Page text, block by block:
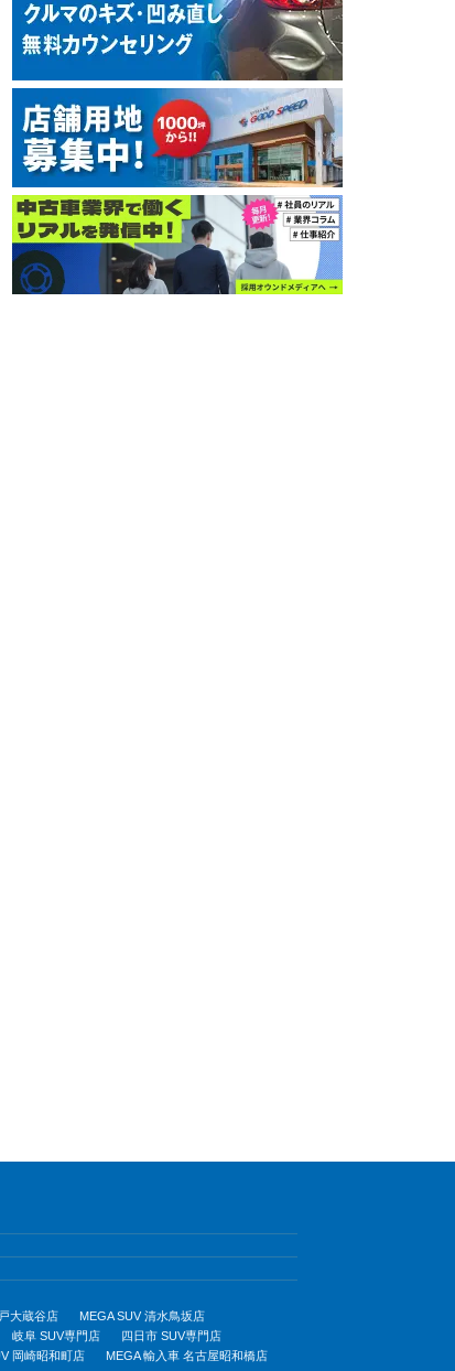
大蔵谷店
MEGA SUV 清水鳥坂店
岐阜 SUV専門店
四日市 SUV専門店
岡崎昭和町店
MEGA 輸入車 名古屋昭和橋店